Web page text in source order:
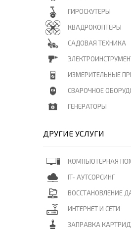
ГИРОСКУТЕРЫ
КВАДРОКОПТЕРЫ
САДОВАЯ ТЕХНИКА
ИЗМЕРИТЕЛЬНЫЕ
СВАРОЧНОЕ
ГЕНЕРАТОРЫ
ДРУГИЕ УСЛУГИ
КОМПЬЮТЕРНАЯ
IT- АУТСОРСИНГ
ВОССТАНОВЛЕНИЕ
ИНТЕРНЕТ И СЕТИ
ЗАПРАВКА